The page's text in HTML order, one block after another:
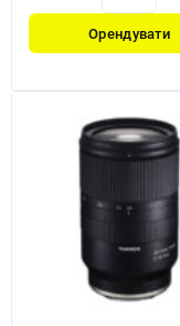
Орендувати